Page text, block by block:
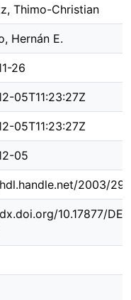
Thimo-Christian
Hernán E.
26
05T11:23:27Z
05T11:23:27Z
05
2003/
10.17877/